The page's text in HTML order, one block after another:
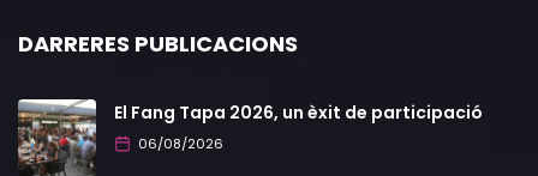
DARRERES PUBLICACIONS
El Fang Tapa 2026, un èxit de participació
06/08/2026